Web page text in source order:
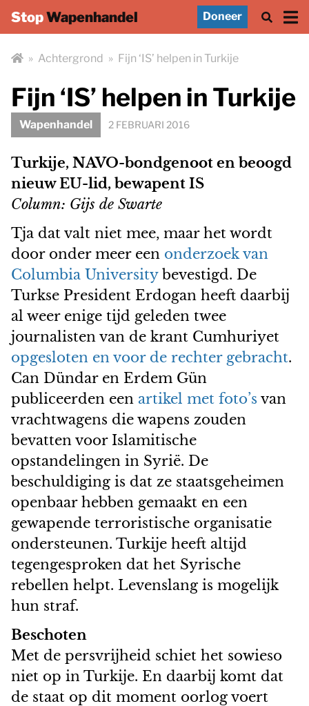
StopWapenhandel Doneer
» Achtergrond » Fijn ‘IS’ helpen in Turkije
Fijn ‘IS’ helpen in Turkije
Wapenhandel 2 FEBRUARI 2016
Turkije, NAVO-bondgenoot en beoogd
nieuw EU-lid, bewapent IS
Column: Gijs de Swarte
Tja dat valt niet mee, maar het wordt
door onder meer een onderzoek van
Columbia Universitybevestigd. De
Turkse President Erdogan heeft daarbij
al weer enige tijd geleden twee
journalisten van de krant Cumhuriyet
opgesloten en voor de rechter gebracht.
Can Dündar en Erdem Gün
publiceerden een artikel met foto’s van
vrachtwagens die wapens zouden
bevatten voor Islamitische
opstandelingen in Syrië. De
beschuldiging is dat ze staatsgeheimen
openbaar hebben gemaakt en een
gewapende terroristische organisatie
ondersteunen. Turkije heeft altijd
tegengesproken dat het Syrische
rebellen helpt. Levenslang is mogelijk
hun straf.
Beschoten
Met de persvrijheid schiet het sowieso
niet op in Turkije. En daarbij komt dat
de staat op dit moment oorlog voert